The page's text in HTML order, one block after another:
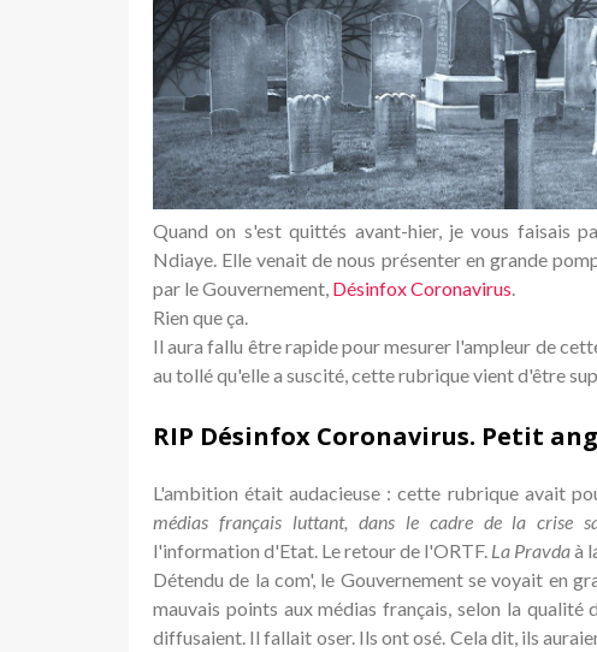
Quand on s'est quittés avant-hier, je vous faisais
Ndiaye. Elle venait de nous présenter en grande
par le Gouvernement, Désinfox Coronavirus.
Rien que ça.
Il aura fallu être rapide pour mesurer l'ampleur de
au tollé qu'elle a suscité, cette rubrique vient d'être
RIP Désinfox Coronavirus. Petit
L'ambition était audacieuse : cette rubrique avait
médias français luttant, dans le cadre de la crise
l'information d'Etat. Le retour de l'ORTF. La Pravdaà
Détendu de la com', le Gouvernement se voyait en
mauvais points aux médias français, selon la
diffusaient. Il fallait oser. Ils ont osé. Cela dit, ils